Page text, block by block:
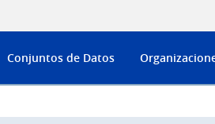
Conjuntos de Datos